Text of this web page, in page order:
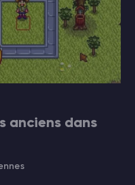
anciens dans